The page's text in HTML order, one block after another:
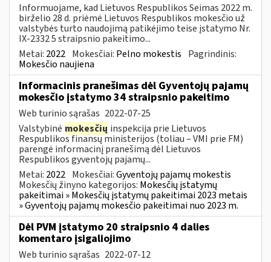
Informuojame, kad Lietuvos Respublikos Seimas 2022 m.
birželio 28 d. priėmė Lietuvos Respublikos mokesčio už
valstybės turto naudojimą patikėjimo teise įstatymo Nr.
IX-2332 5 straipsnio pakeitimo...
Metai: 2022 Mokesčiai: Pelno mokestis Pagrindinis:
Mokesčio naujiena
Informacinis pranešimas dėl Gyventojų pajamų
mokesčio įstatymo 34 straipsnio pakeitimo
Web turinio sąrašas 2022-07-25
Valstybinė mokesčių inspekcija prie Lietuvos
Respublikos finansų ministerijos (toliau – VMI prie FM)
parengė informacinį pranešimą dėl Lietuvos
Respublikos gyventojų pajamų...
Metai: 2022 Mokesčiai:Gyventojų pajamų mokestis
Mokesčių žinyno kategorijos: Mokesčių įstatymų
pakeitimai » Mokesčių įstatymų pakeitimai 2023 metais
» Gyventojų pajamų mokesčio pakeitimai nuo 2023 m.
Dėl PVM įstatymo 20 straipsnio 4 dalies
komentaro įsigaliojimo
Web turinio sąrašas 2022-07-12